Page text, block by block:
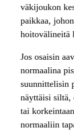
väkijoukon
paikkaa,
hoitovälineitä
Jos osaisin
normaalina
suunnittelisin
näyttäisi siltä,
tai
normaaliin